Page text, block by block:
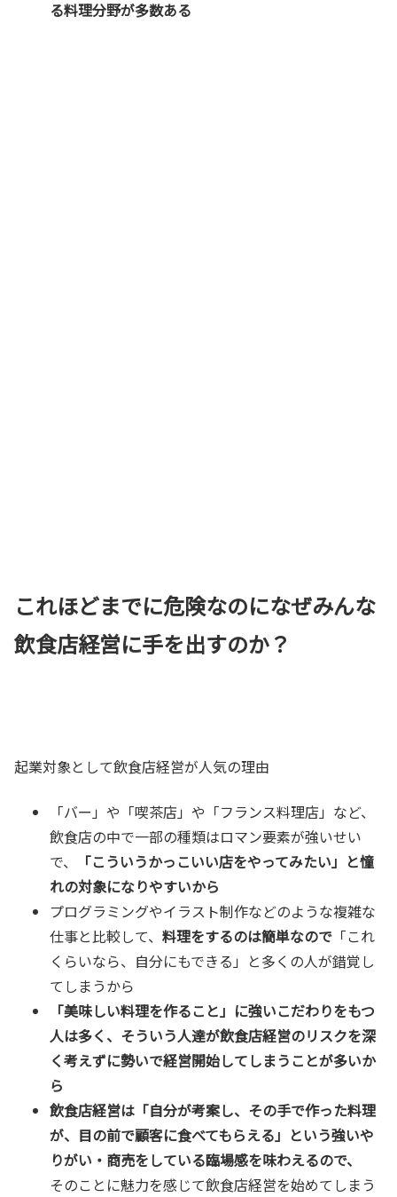
る料理分野が多数ある
これほどまでに危険なのになぜみんな
飲食店経営に手を出すのか？
起業対象として飲食店経営が人気の理由
「バー」や「喫茶店」や「フランス料理店」など、
飲食店の中で一部の種類はロマン要素が強いせい
で、
「こういうかっこいい店をやってみたい」と憧
れの対象になりやすいから
プログラミングやイラスト制作などのような複雑な
仕事と比較して、 料理をするのは簡単なので 「これ
くらいなら、自分にもできる」と多くの人が錯覚し
てしまうから
「美味しい料理を作ること」に強いこだわりをもつ
人は多く、そういう人達が飲食店経営のリスクを深
く考えずに勢いで経営開始してしまうことが多いか
ら
飲食店経営は「自分が考案し、その手で作った料理
が、目の前で顧客に食べてもらえる」という強いや
りがい・商売をしている臨場感を味わえるので、
そのことに魅力を感じて飲食店経営を始めてしまう